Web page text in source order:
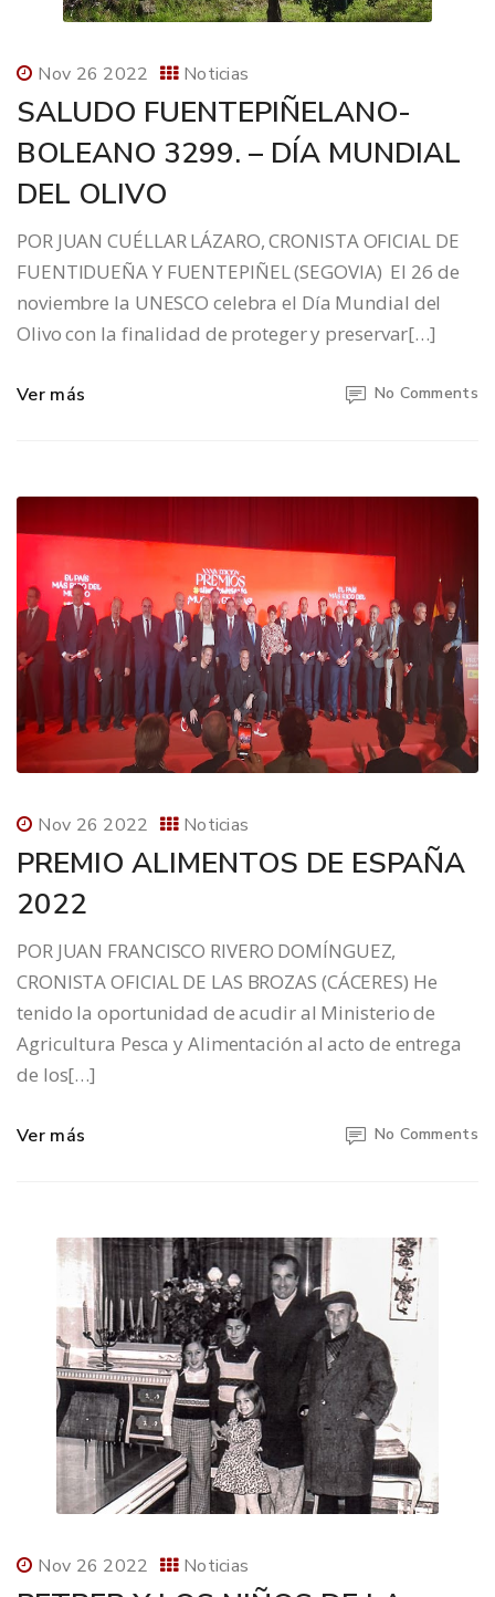
Nov 26 2022 Noticias
SALUDO FUENTEPIÑELANO-
BOLEANO 3299. – DÍA MUNDIAL
DEL OLIVO
POR JUAN CUÉLLAR LÁZARO, CRONISTA OFICIAL DE
FUENTIDUEÑA Y FUENTEPIÑEL (SEGOVIA) El 26 de
noviembre la UNESCO celebra el Día Mundial del
Olivo con la finalidad de proteger y preservar[…]
Ver más No Comments
Nov 26 2022 Noticias
PREMIO ALIMENTOS DE ESPAÑA
2022
POR JUAN FRANCISCO RIVERO DOMÍNGUEZ,
CRONISTA OFICIAL DE LAS BROZAS (CÁCERES) He
tenido la oportunidad de acudir al Ministerio de
Agricultura Pesca y Alimentación al acto de entrega
de los[…]
Ver más No Comments
Nov 26 2022 Noticias